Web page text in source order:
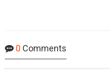
0 Comments